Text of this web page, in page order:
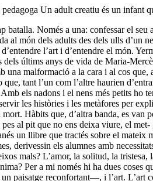
Un adult creatiu és un infant
batalla. Només a una: confessar el
món dels adults des dels ulls d’un
l’art i d’entendre el món.
últims anys de vida de Maria-
malformació a la cara i al cos que,
tant l’un com l’altre haurien
els nadons i el nens més petits ho
les històries i les metàfores per
Hàbits que, d’altra banda, es van
al pit que no ens deixa viure, el met-
un llibre que tractés sobre el mateix
derivessin els alumnes amb
mals? L’amor, la solitud, la tristesa,
Per a mi només hi ha dues coses
un paisatge reconfortant—, i l’art.